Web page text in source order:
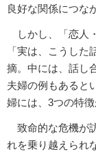
良好な関係につな
しかし、「恋人
「実は、こうし
摘。中には、話し
夫婦の例もあると
婦には、3つの特徴
致命的な危機が
れを乗り越えられ